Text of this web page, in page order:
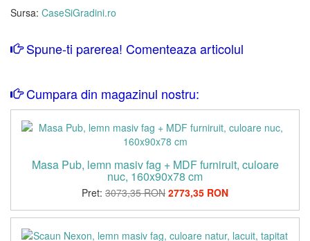
Sursa: CaseSiGradini.ro
Spune-ti parerea! Comenteaza articolul
Cumpara din magazinul nostru:
Masa Pub, lemn masiv fag + MDF furniruit, culoare
nuc, 160x90x78 cm
Pret: 3073,35 RON 2773,35 RON